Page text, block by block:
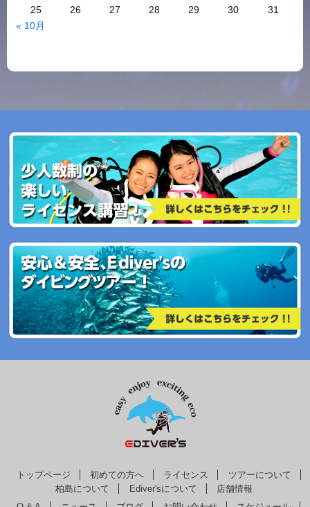
25
26 27 28 29 30
31
« 10月
トップページ 初めての方へ ライセンス
ツアーについて
柏島について
Ediver'sについて
店舗情報